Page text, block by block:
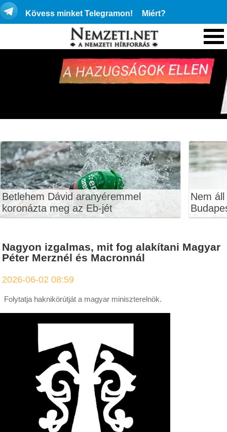
Kövess minket Telegramon! Miért?
Betlehem Dávid aranyéremmel
koronázta meg az Eb-jét
Nem
Nagyon izgalmas, mit fog alakítani Magyar
Péter Merznél és Macronnál
2026-06-02 08:59
Folytatja haknikörútját a magyar miniszterelnök.